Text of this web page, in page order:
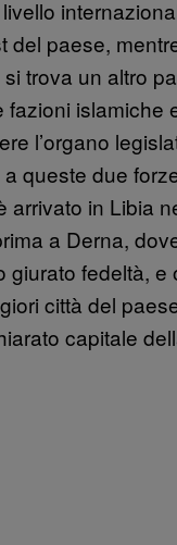
del paese,
trova un altro
fazioni islamiche
l’organo
queste due
arrivato in Libia
a Derna,
giurato fedeltà, e
città del
capitale